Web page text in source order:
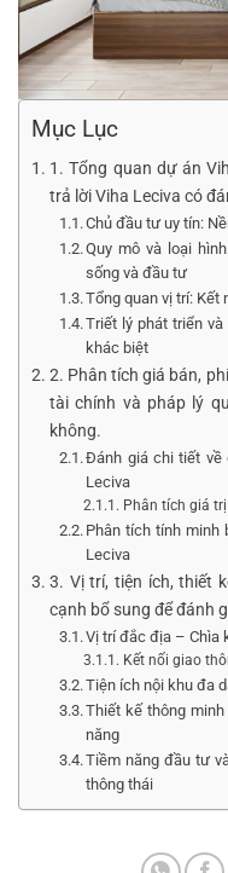
Mục Lục
1. Tổng quan dự án
trả lời Viha Leciva có
Chủ đầu tư uy tín:
Quy mô và loại
sống và đầu tư
Tổng quan vị trí: Kết
Triết lý phát triển
khác biệt
2. Phân tích giá bán,
tài chính và pháp lý
không.
Đánh giá chi tiết về
Leciva
Phân tích giá
Phân tích tính minh
Leciva
3. Vị trí, tiện ích, thiết
cạnh bổ sung để đánh
Vị trí đắc địa – Chìa
Kết nối giao
Tiện ích nội khu đa
Thiết kế thông
năng
Tiềm năng đầu tư
thông thái